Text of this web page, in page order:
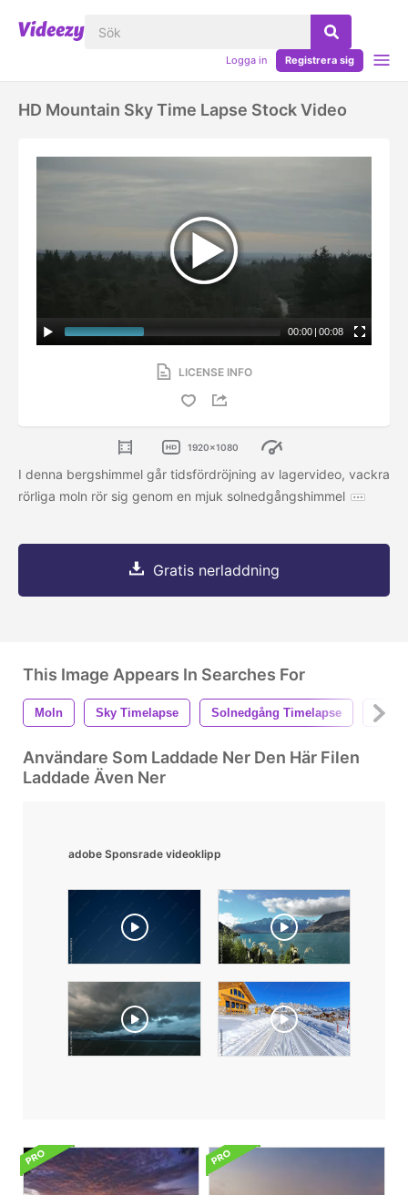
Logga in Registrera sig
HD Mountain Sky Time Lapse Stock Video
00:00 | 00:08
LICENSE INFO
1920x1080
I denna bergshimmel går tidsfördröjning av lagervideo, vackra
rörliga moln rör sig genom en mjuk solnedgångshimmel
Gratis nerladdning
This Image Appears In Searches For
Moln Sky Timelapse Solnedgång Timelapse Berg
Användare Som Laddade Ner Den Här Filen
Laddade Även Ner
adobe Sponsrade videoklipp